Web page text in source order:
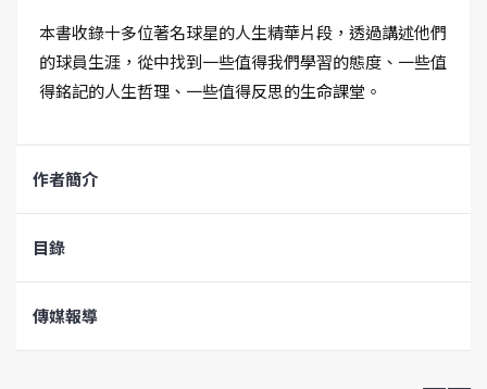
本書收錄十多位著名球星的人生精華片段，透過講述他們
的球員生涯，從中找到一些值得我們學習的態度、一些值
得銘記的人生哲理、一些值得反思的生命課堂。
作者簡介
目錄
傳媒報導